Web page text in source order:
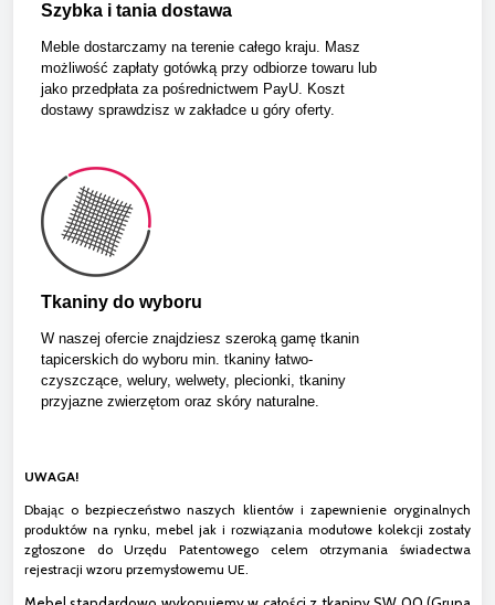
Szybka i tania dostawa
Meble dostarczamy na terenie całego kraju. Masz
możliwość zapłaty gotówką przy odbiorze towaru lub
jako przedpłata za pośrednictwem PayU. Koszt
dostawy sprawdzisz w zakładce u góry oferty.
Tkaniny do wyboru
W naszej ofercie znajdziesz szeroką gamę tkanin
tapicerskich do wyboru min. tkaniny łatwo-
czyszczące, welury, welwety, plecionki, tkaniny
przyjazne zwierzętom oraz skóry naturalne.
UWAGA!
Dbając o bezpieczeństwo naszych klientów i zapewnienie oryginalnych
produktów na rynku, mebel jak i rozwiązania modułowe kolekcji zostały
zgłoszone do Urzędu Patentowego celem otrzymania świadectwa
rejestracji wzoru przemysłowemu UE.